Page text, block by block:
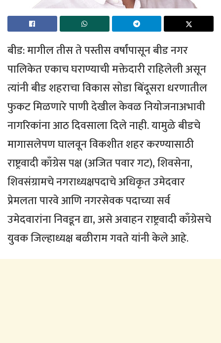
बीड: मागील तीस ते पस्तीस वर्षांपासून बीड नगर
पालिकेत एकाच घराण्याची मक्तेदारी राहिलेली असून
त्यांनी बीड शहराचा विकास सोडा बिंदूसरा धरणातील
फुकट मिळणारे पाणी देखील केवळ नियोजनाअभावी
नागरिकांना आठ दिवसाला दिले नाही. यामुळे बीडचे
मागासलेपण घालवून विकशीत शहर करण्यासाठी
राष्ट्रवादी काँग्रेस पक्ष (अजित पवार गट), शिवसेना,
शिवसंग्रामचे नगराध्यक्षपदाचे अधिकृत उमेदवार
प्रेमलता पारवे आणि नगरसेवक पदाच्या सर्व
उमेदवारांना निवडून द्या, असे अवाहन राष्ट्रवादी काँग्रेसचे
युवक जिल्हाध्यक्ष बळीराम गवते यांनी केले आहे.